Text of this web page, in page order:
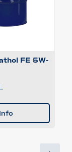
FE 5W-
Info